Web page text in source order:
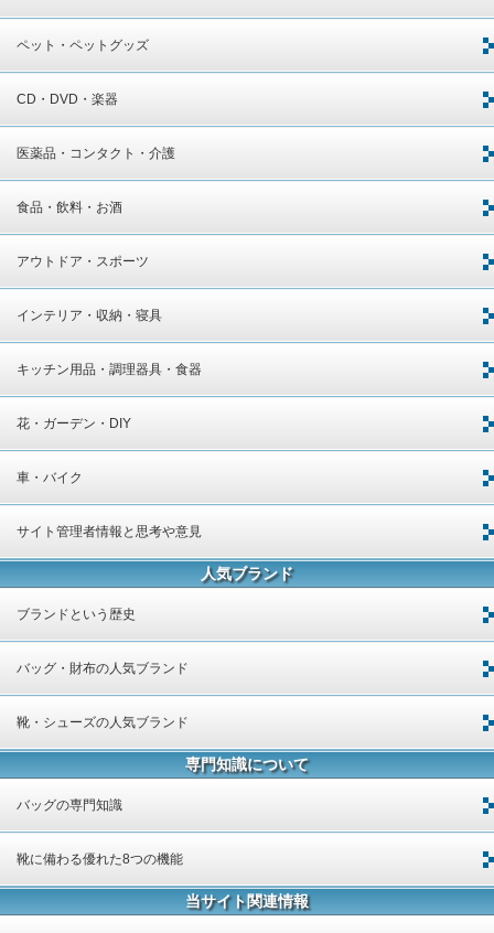
ペット・ペットグッズ
CD・DVD・楽器
医薬品・コンタクト・介護
食品・飲料・お酒
アウトドア・スポーツ
インテリア・収納・寝具
キッチン用品・調理器具・食器
花・ガーデン・DIY
車・バイク
サイト管理者情報と思考や意見
人気ブランド
ブランドという歴史
バッグ・財布の人気ブランド
靴・シューズの人気ブランド
専門知識について
バッグの専門知識
靴に備わる優れた8つの機能
当サイト関連情報